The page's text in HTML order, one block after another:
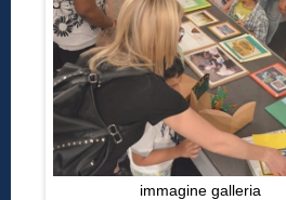
immagine galleria